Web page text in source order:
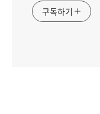
구독하기